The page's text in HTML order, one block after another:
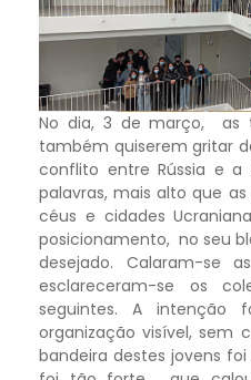
No dia, 3 de março, as
também quiserem gritar
conflito entre Rússia e a
palavras, mais alto que
céus e cidades
posicionamento, no seu
desejado. Calaram-se
esclareceram-se os
seguintes. A intenção
organização visível, sem
bandeira destes jovens foi